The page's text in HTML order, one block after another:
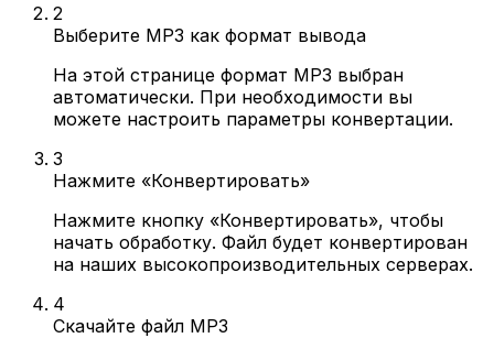
2
Выберите MP3 как формат вывода
На этой странице формат MP3 выбран
автоматически. При необходимости вы
можете настроить параметры конвертации.
3
Нажмите «Конвертировать»
Нажмите кнопку «Конвертировать», чтобы
начать обработку. Файл будет конвертирован
на наших высокопроизводительных серверах.
4
Скачайте файл MP3